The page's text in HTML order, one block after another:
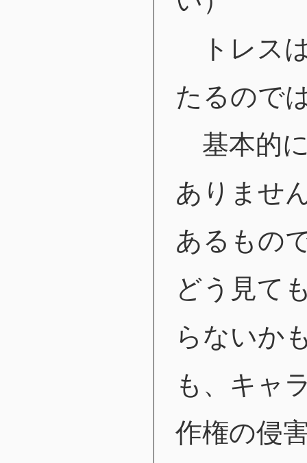
トレス
たるので
基本的
ありませ
あるもの
どう見て
らないか
も、キャ
作権の侵